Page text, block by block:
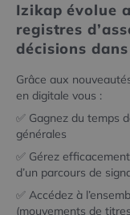
Izikap évolue
registres
décisions
Grâce aux
en digitale vous :
✅ Gagnez du temps
générales
✅ Gérez
d’un parcours de
✅ Accédez à
(mouvements de